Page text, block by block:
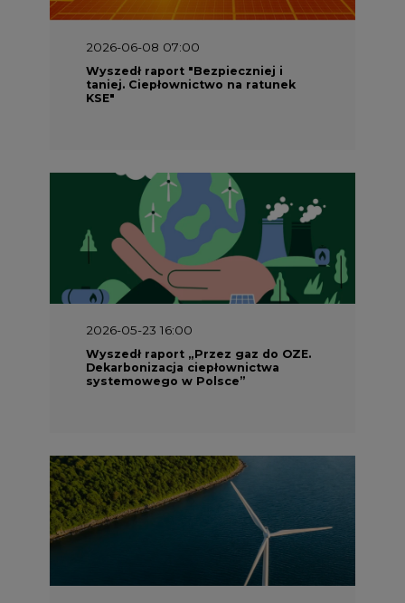
2026-06-08 07:00
Wyszedł raport "Bezpieczniej i
taniej. Ciepłownictwo na ratunek
KSE"
2026-05-23 16:00
Wyszedł raport „Przez gaz do OZE.
Dekarbonizacja ciepłownictwa
systemowego w Polsce”